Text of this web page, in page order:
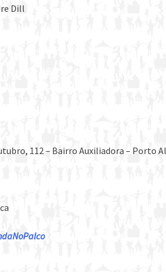
Dill
112 – Bairro Auxiliadora – Porto